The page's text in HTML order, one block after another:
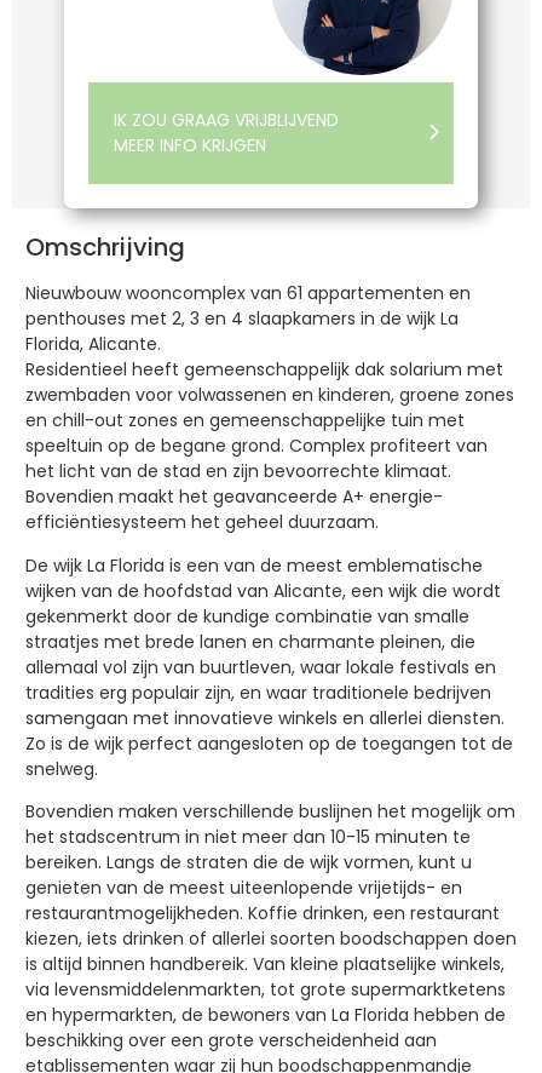
IK ZOU GRAAG VRIJBLIJVEND
MEER INFO KRIJGEN
Omschrijving
Nieuwbouw wooncomplex van 61 appartementen en
penthouses met 2, 3 en 4 slaapkamers in de wijk La
Florida, Alicante.
Residentieel heeft gemeenschappelijk dak solarium met
zwembaden voor volwassenen en kinderen, groene zones
en chill-out zones en gemeenschappelijke tuin met
speeltuin op de begane grond. Complex profiteert van
het licht van de stad en zijn bevoorrechte klimaat.
Bovendien maakt het geavanceerde A+ energie-
efficiëntiesysteem het geheel duurzaam.
De wijk La Florida is een van de meest emblematische
wijken van de hoofdstad van Alicante, een wijk die wordt
gekenmerkt door de kundige combinatie van smalle
straatjes met brede lanen en charmante pleinen, die
allemaal vol zijn van buurtleven, waar lokale festivals en
tradities erg populair zijn, en waar traditionele bedrijven
samengaan met innovatieve winkels en allerlei diensten.
Zo is de wijk perfect aangesloten op de toegangen tot de
snelweg.
Bovendien maken verschillende buslijnen het mogelijk om
het stadscentrum in niet meer dan 10-15 minuten te
bereiken. Langs de straten die de wijk vormen, kunt u
genieten van de meest uiteenlopende vrijetijds- en
restaurantmogelijkheden. Koffie drinken, een restaurant
kiezen, iets drinken of allerlei soorten boodschappen doen
is altijd binnen handbereik. Van kleine plaatselijke winkels,
via levensmiddelenmarkten, tot grote supermarktketens
en hypermarkten, de bewoners van La Florida hebben de
beschikking over een grote verscheidenheid aan
etablissementen waar zij hun boodschappenmandje